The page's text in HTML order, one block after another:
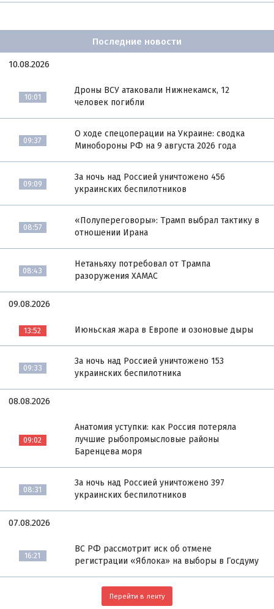
Последние новости
10.08.2026
10:01
Дроны ВСУ атаковали Нижнекамск, 12
человек погибли
09:37
О ходе спецоперации на Украине: сводка
Минобороны РФ на 9 августа 2026 года
09:09
За ночь над Россией уничтожено 456
украинских беспилотников
08:57
«Полупереговоры»: Трамп выбрал тактику в
отношении Ирана
08:43
Нетаньяху потребовал от Трампа
разоружения ХАМАС
09.08.2026
13:52 Июньская жара в Европе и озоновые дыры
09:33
За ночь над Россией уничтожено 153
украинских беспилотника
08.08.2026
09:02
Анатомия уступки: как Россия потеряла
лучшие рыбопромысловые районы
Баренцева моря
08:31
За ночь над Россией уничтожено 397
украинских беспилотников
07.08.2026
16:21
ВС РФ рассмотрит иск об отмене
регистрации «Яблока» на выборы в Госдуму
Перейти в ленту